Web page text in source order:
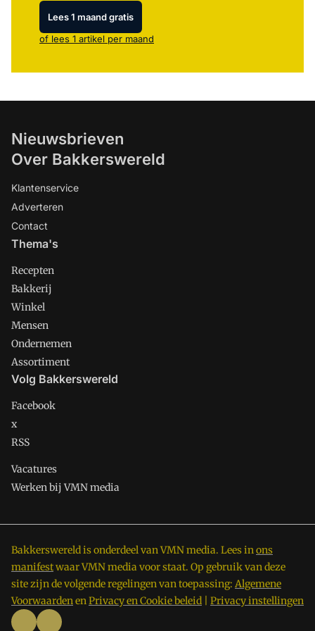
Lees 1 maand gratis
of lees 1 artikel per maand
Nieuwsbrieven
Over Bakkerswereld
Klantenservice
Adverteren
Contact
Thema's
Recepten
Bakkerij
Winkel
Mensen
Ondernemen
Assortiment
Volg Bakkerswereld
Facebook
x
RSS
Vacatures
Werken bij VMN media
Bakkerswereld is onderdeel van VMN media. Lees inons
manifestwaar VMN media voor staat. Op gebruik van deze
site zijn de volgende regelingen van toepassing: Algemene
VoorwaardenenPrivacy en Cookie beleid Privacy instellingen